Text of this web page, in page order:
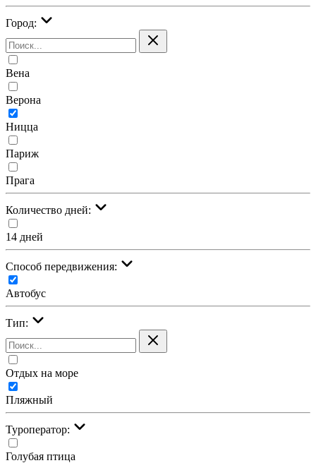
Город:
Вена
Верона
Ницца
Париж
Прага
Количество дней:
14 дней
Cпособ передвижения:
Автобус
Тип:
Отдых на море
Пляжный
Туроператор:
Голубая птица